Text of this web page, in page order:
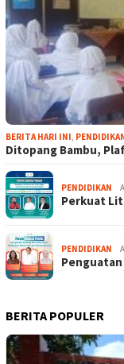
BERITA HARI INI
Ditopang Bambu,
PENDIDIKAN
Perkuat
PENDIDIKAN
BERITA POPULER